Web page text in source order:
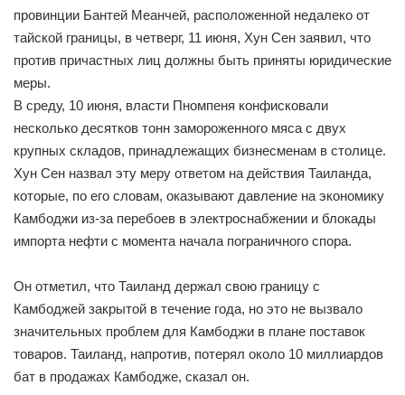
провинции Бантей Меанчей, расположенной недалеко от
тайской границы, в четверг, 11 июня, Хун Сен заявил, что
против причастных лиц должны быть приняты юридические
меры.
В среду, 10 июня, власти Пномпеня конфисковали
несколько десятков тонн замороженного мяса с двух
крупных складов, принадлежащих бизнесменам в столице.
Хун Сен назвал эту меру ответом на действия Таиланда,
которые, по его словам, оказывают давление на экономику
Камбоджи из-за перебоев в электроснабжении и блокады
импорта нефти с момента начала пограничного спора.
Он отметил, что Таиланд держал свою границу с
Камбоджей закрытой в течение года, но это не вызвало
значительных проблем для Камбоджи в плане поставок
товаров. Таиланд, напротив, потерял около 10 миллиардов
бат в продажах Камбодже, сказал он.